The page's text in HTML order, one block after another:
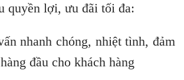
quyền lợi, ưu đãi tối đa:
nhanh chóng, nhiệt tình, đảm
đầu cho khách hàng